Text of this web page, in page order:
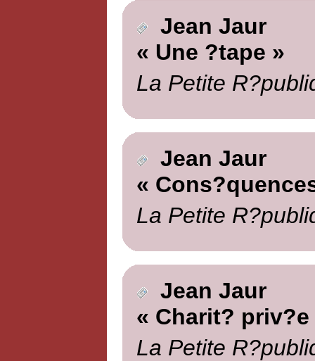
Jean Jaur
« Une ?tape »
La Petite
Jean Jaur
«
La Petite
Jean Jaur
« Charit?
La Petite